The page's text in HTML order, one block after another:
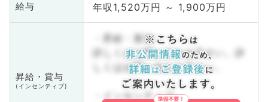
給与 年収1,520万円 ～ 1,900万円
昇給・賞与
(インセンティブ)
・昇給・賞与
詳しくはお問い合わせ下さい。詳
しくはお問い合わせ下さい。
・インセンティブ